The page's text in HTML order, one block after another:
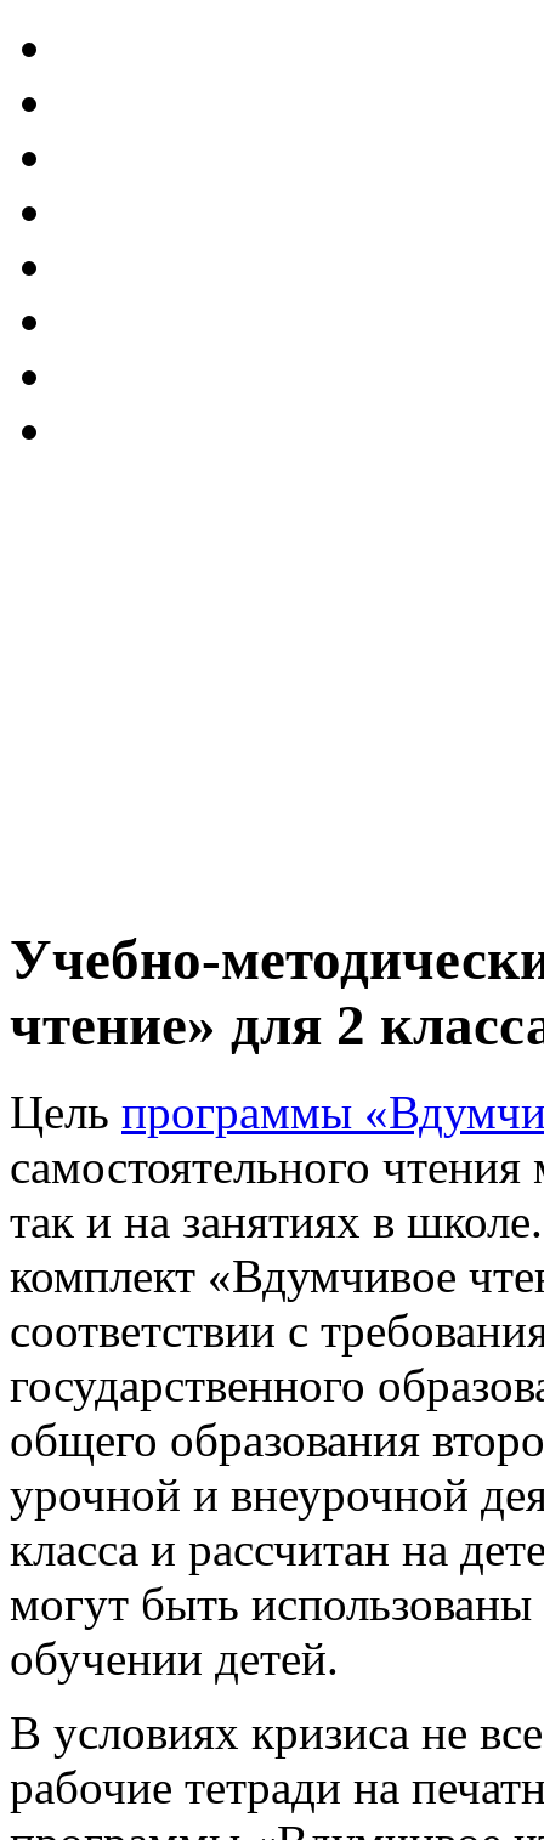
Учебно-
чтение» для 2
Цель программы
самостоятельного
так и на занятиях в
комплект «Вдумчивое
соответствии с
государственного
общего образования
урочной и внеурочной
класса и рассчитан на
могут быть
обучении детей.
В условиях кризиса не
рабочие тетради на